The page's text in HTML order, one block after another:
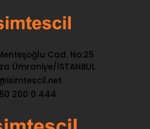
Cad. No:25
Ümraniye/İSTANBUL
200 0 444